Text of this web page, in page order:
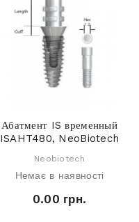
Абатмент IS временный
ISAHT480, NeoBiotech
Neobiotech
Немає в наявності
0.00 грн.